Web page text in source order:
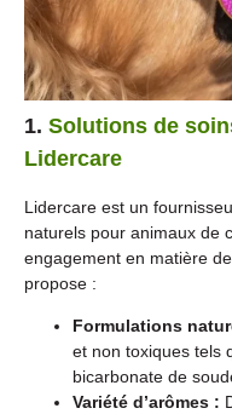
1. Solutions de
Lidercare
Lidercare est un
naturels pour animaux de
engagement en matière
propose :
Formulations
et non toxiques tels
bicarbonate de
Variété d’arômes :